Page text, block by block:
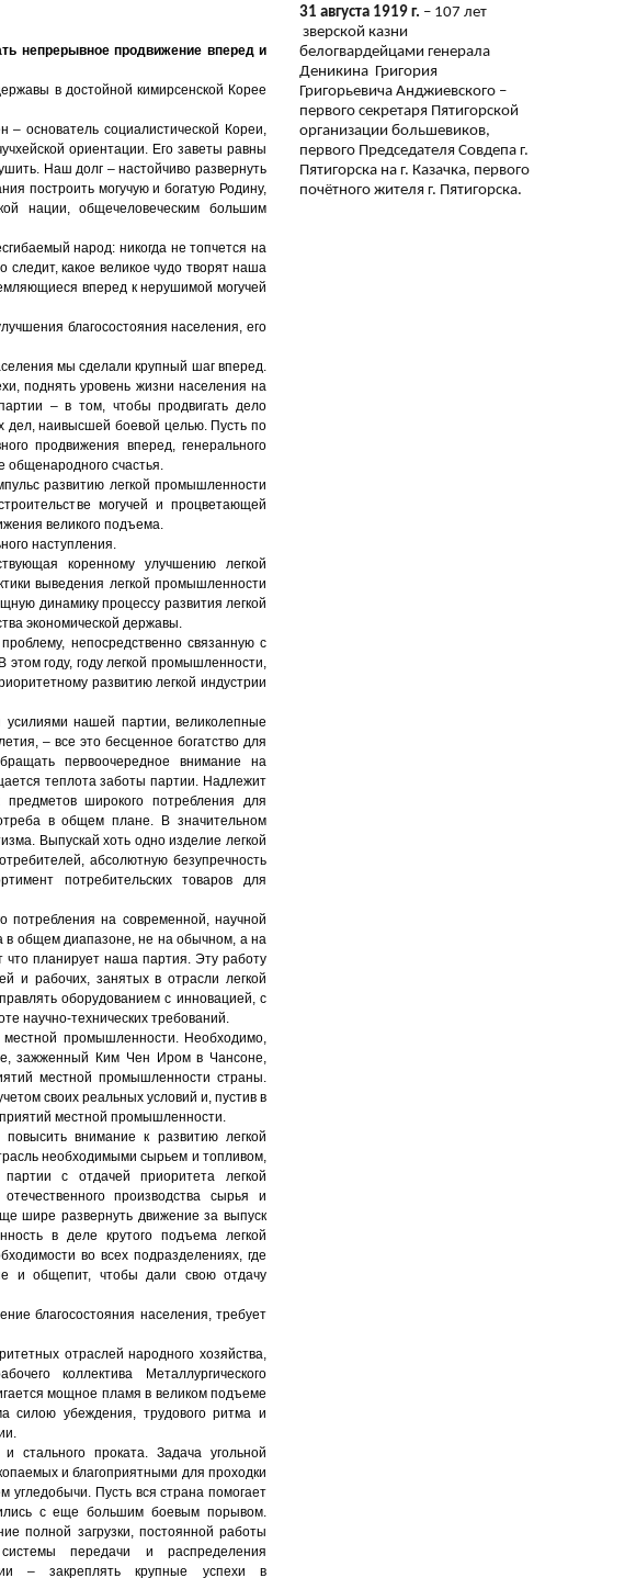
непрерывное продвижение вперед и
в достойной кимирсенской Корее
основатель социалистической Кореи,
ориентации. Его заветы равны
Наш долг – настойчиво развернуть
построить могучую и богатую Родину,
нации, общечеловеческим большим
народ: никогда не топчется на
следит, какое великое чудо творят наша
вперед к нерушимой могучей
благосостояния населения, его
мы сделали крупный шаг вперед.
поднять уровень жизни населения на
– в том, чтобы продвигать дело
дел, наивысшей боевой целью. Пусть по
продвижения вперед, генерального
общенародного счастья.
развитию легкой промышленности
могучей и процветающей
великого подъема.
наступления.
коренному улучшению легкой
выведения легкой промышленности
динамику процессу развития легкой
экономической державы.
непосредственно связанную с
году, году легкой промышленности,
развитию легкой индустрии
нашей партии, великолепные
– все это бесценное богатство для
первоочередное внимание на
теплота заботы партии. Надлежит
широкого потребления для
в общем плане. В значительном
Выпускай хоть одно изделие легкой
абсолютную безупречность
потребительских товаров для
потребления на современной, научной
в общем диапазоне, не на обычном, а на
что планирует наша партия. Эту работу
и рабочих, занятых в отрасли легкой
оборудованием с инновацией, с
научно-технических требований.
промышленности. Необходимо,
зажженный Ким Чен Иром в Чансоне,
местной промышленности страны.
своих реальных условий и, пустив в
местной промышленности.
внимание к развитию легкой
необходимыми сырьем и топливом,
с отдачей приоритета легкой
производства сырья и
шире развернуть движение за выпуск
в деле крутого подъема легкой
во всех подразделениях, где
и общепит, чтобы дали свою отдачу
благосостояния населения, требует
отраслей народного хозяйства,
коллектива Металлургического
мощное пламя в великом подъеме
силою убеждения, трудового ритма и
стального проката. Задача угольной
и благоприятными для проходки
угледобычи. Пусть вся страна помогает
с еще большим боевым порывом.
полной загрузки, постоянной работы
передачи и распределения
– закреплять крупные успехи в
31 августа 1919 г. – 107 лет
зверской казни
белогвардейцами генерала
Деникина Григория
Григорьевича Анджиевского –
первого секретаря Пятигорской
организации большевиков,
первого Председателя Совдепа г.
Пятигорска на г. Казачка, первого
почётного жителя г. Пятигорска.